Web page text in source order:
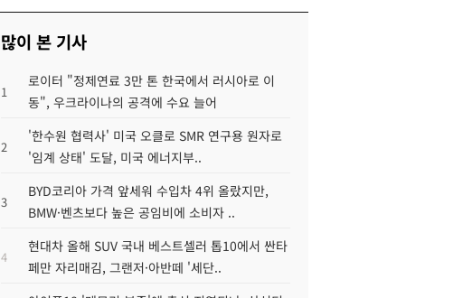
많이 본 기사
1
로이터 "정제연료 3만 톤 한국에서 러시아로 이
동", 우크라이나의 공격에 수요 늘어
2
'한수원 협력사' 미국 오클로 SMR 연구용 원자로
'임계 상태' 도달, 미국 에너지부..
3
BYD코리아 가격 앞세워 수입차 4위 올랐지만,
BMW·벤츠보다 높은 공임비에 소비자 ..
4
현대차 올해 SUV 국내 베스트셀러 톱10에서 싼타
페만 자리매김, 그랜저·아반떼 '세단..